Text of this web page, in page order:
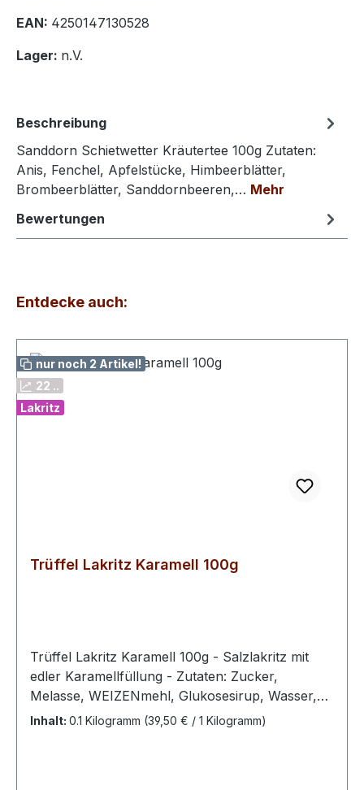
EAN: 4250147130528
Lager: n.V.
Beschreibung
Sanddorn Schietwetter Kräutertee 100g Zutaten:
Anis, Fenchel, Apfelstücke, Himbeerblätter,
Brombeerblätter, Sanddornbeeren,… Mehr
Bewertungen
Produktgalerie überspringen
Entdecke auch:
nur noch 2 Artikel!
22 ..
Lakritz
Trüffel Lakritz Karamell 100g
Trüffel Lakritz Karamell 100g - Salzlakritz mit
edler Karamellfüllung - Zutaten: Zucker,
Melasse, WEIZENmehl, Glukosesirup, Wasser,
Süßholzwurzelextrakt, Salmiaksalz, modifizierte
Inhalt: 0.1 Kilogramm (39,50 € / 1 Kilogramm)